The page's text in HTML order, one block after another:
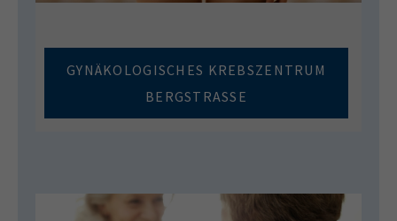
GYNÄKOLOGISCHES KREBSZENTRUM
BERGSTRASSE